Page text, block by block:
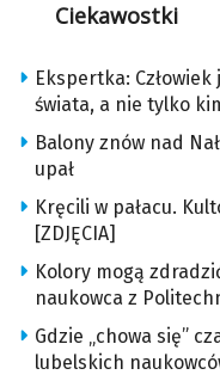
Ciekawostki
Ekspertka:
świata, a nie tylko
Balony znów nad
upał
Kręcili w pałacu.
[ZDJĘCIA]
Kolory mogą
naukowca z
Gdzie „chowa się”
lubelskich